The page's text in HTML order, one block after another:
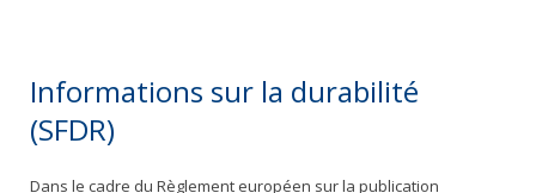
Informations sur la durabilité
(SFDR)
Dans le cadre du Règlement européen sur la publication